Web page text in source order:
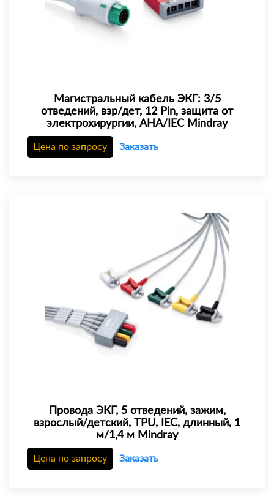
Магистральный кабель ЭКГ: 3/5
отведений, взр/дет, 12 Pin, защита от
электрохирургии, AHA/IEC Mindray
Цена по запросу Заказать
Провода ЭКГ, 5 отведений, зажим,
взрослый/детский, TPU, IEC, длинный, 1
м/1,4 м Mindray
Цена по запросу Заказать